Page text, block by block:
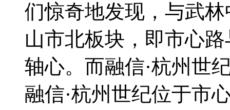
们惊奇地发现，与武
山市北板块，即市心
轴心。而融信·杭州世
融信·杭州世纪位于市